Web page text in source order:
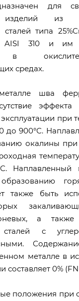
для
изделий из
сталей типа
AISI 310 и им
в
средах.
шва
эффекта
при
до 900°С.
окалины при
Наплавленный
также быть
а
сталей с
металле в
составляет 0%
положения при